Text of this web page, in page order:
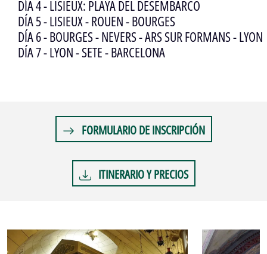
DÍA 4 - LISIEUX: PLAYA DEL DESEMBARCO
DÍA 5 - LISIEUX - ROUEN - BOURGES
DÍA 6 - BOURGES - NEVERS - ARS SUR FORMANS - LYON
DÍA 7 - LYON - SETE - BARCELONA
FORMULARIO DE INSCRIPCIÓN
ITINERARIO Y PRECIOS